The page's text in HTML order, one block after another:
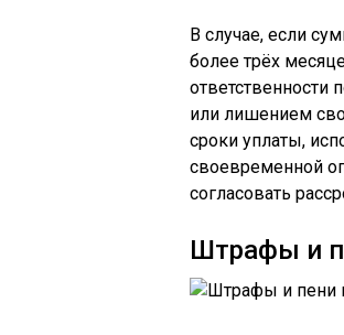
В случае, если
более трёх
ответственности
или лишением
сроки уплаты,
своевременной
согласовать
Штрафы и